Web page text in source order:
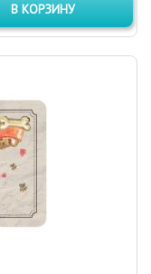
В КОРЗИНУ